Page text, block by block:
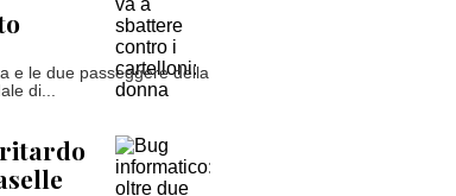
e le due passeggere della
di...